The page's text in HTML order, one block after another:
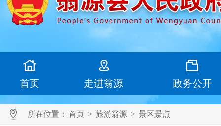
首页 走进翁源 政务公开
所在位置： 首页 > 旅游翁源 > 景区景点